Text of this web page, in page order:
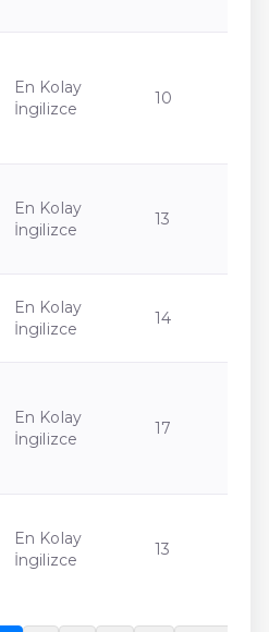
En Kolay
İngilizce
10
En Kolay
İngilizce
13
En Kolay
İngilizce
14
En Kolay
İngilizce
17
En Kolay
İngilizce
13